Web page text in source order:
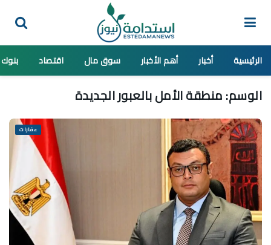
الرئيسية أخبار أهم الأخبار سوق مال اقتصاد بنوك
الوسم:منطقة الأمل بالعبور الجديدة
عقارات